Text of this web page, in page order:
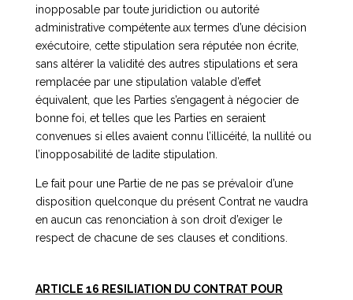
inopposable par toute juridiction ou autorité
administrative compétente aux termes d’une décision
exécutoire, cette stipulation sera réputée non écrite,
sans altérer la validité des autres stipulations et sera
remplacée par une stipulation valable d’effet
équivalent, que les Parties s’engagent à négocier de
bonne foi, et telles que les Parties en seraient
convenues si elles avaient connu l’illicéité, la nullité ou
l’inopposabilité de ladite stipulation.
Le fait pour une Partie de ne pas se prévaloir d’une
disposition quelconque du présent Contrat ne vaudra
en aucun cas renonciation à son droit d’exiger le
respect de chacune de ses clauses et conditions.
ARTICLE 16 RESILIATION DU CONTRAT POUR